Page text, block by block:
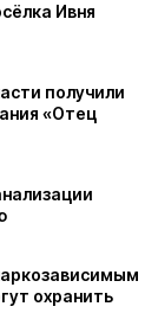
Ивня
получили
«Отец
охранить